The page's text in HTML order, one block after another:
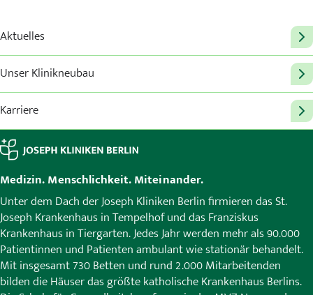
Aktuelles
Unser Klinikneubau
Karriere
Medizin. Menschlichkeit. Miteinander.
Unter dem Dach der Joseph Kliniken Berlin firmieren das St.
Joseph Krankenhaus in Tempelhof und das Franziskus
Krankenhaus in Tiergarten. Jedes Jahr werden mehr als 90.000
Patientinnen und Patienten ambulant wie stationär behandelt.
Mit insgesamt 730 Betten und rund 2.000 Mitarbeitenden
bilden die Häuser das größte katholische Krankenhaus Berlins.